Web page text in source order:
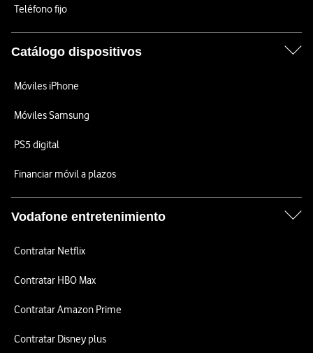
Teléfono fijo
Catálogo dispositivos
Móviles iPhone
Móviles Samsung
PS5 digital
Financiar móvil a plazos
Vodafone entretenimiento
Contratar Netflix
Contratar HBO Max
Contratar Amazon Prime
Contratar Disney plus